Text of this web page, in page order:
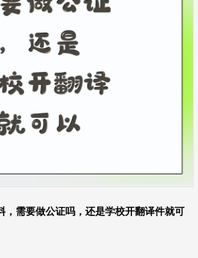
，需要做公证吗，还是学校开翻译件就可